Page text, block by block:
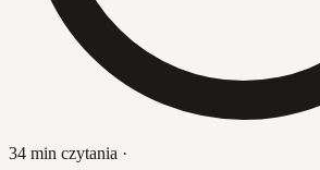
34 min czytania ·